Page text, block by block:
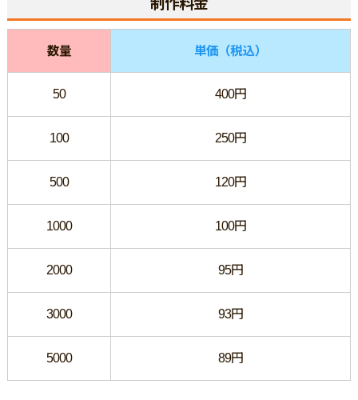
数量 単価（税込）
50 400円
100 250円
500 120円
1000 100円
2000 95円
3000 93円
5000 89円